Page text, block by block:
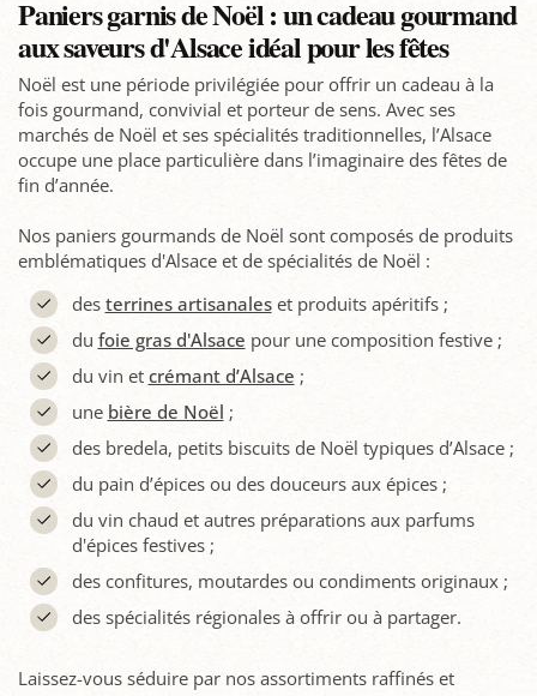
Paniers garnis de Noël : un cadeau gourmand
aux saveurs d'Alsace idéal pour les fêtes
Noël est une période privilégiée pour offrir un cadeau à la
fois gourmand, convivial et porteur de sens. Avec ses
marchés de Noël et ses spécialités traditionnelles, l’Alsace
occupe une place particulière dans l’imaginaire des fêtes de
fin d’année.
Nos paniers gourmands de Noël sont composés de produits
emblématiques d'Alsace et de spécialités de Noël :
des terrines artisanaleset produits apéritifs ;
du foie gras d'Alsace pour une composition festive ;
du vin et crémant d’Alsace ;
une bière de Noël ;
des bredela, petits biscuits de Noël typiques d’Alsace ;
du pain d’épices ou des douceurs aux épices ;
du vin chaud et autres préparations aux parfums
d'épices festives ;
des confitures, moutardes ou condiments originaux ;
des spécialités régionales à offrir ou à partager.
Laissez-vous séduire par nos assortiments raffinés et